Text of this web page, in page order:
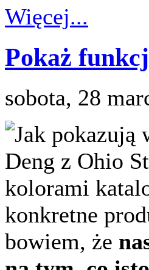
Więcej...
Pokaż
sobota, 28
Jak pokazują
Deng z Ohio
kolorami
konkretne
bowiem, że